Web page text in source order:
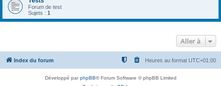
Forum de test
Sujets : 1
Aller à
Index du forum Heures au format UTC+01:00
Développé parphpBB® Forum Software © phpBB Limited